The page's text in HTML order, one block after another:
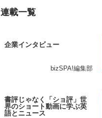
連載一覧
企業インタビュー
bizSPA!編集部
書評じゃなく「ショ評」世
界のショート動画に学ぶ英
語とニュース